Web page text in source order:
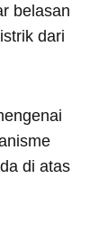
belasan
dari
di atas